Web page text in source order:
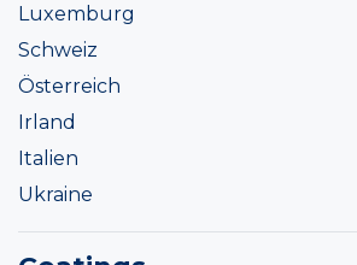
Luxemburg
Schweiz
Österreich
Irland
Italien
Ukraine